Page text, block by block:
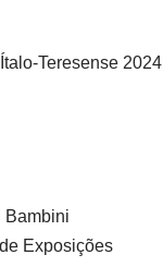
Teresense 2024
Bambini
Exposições